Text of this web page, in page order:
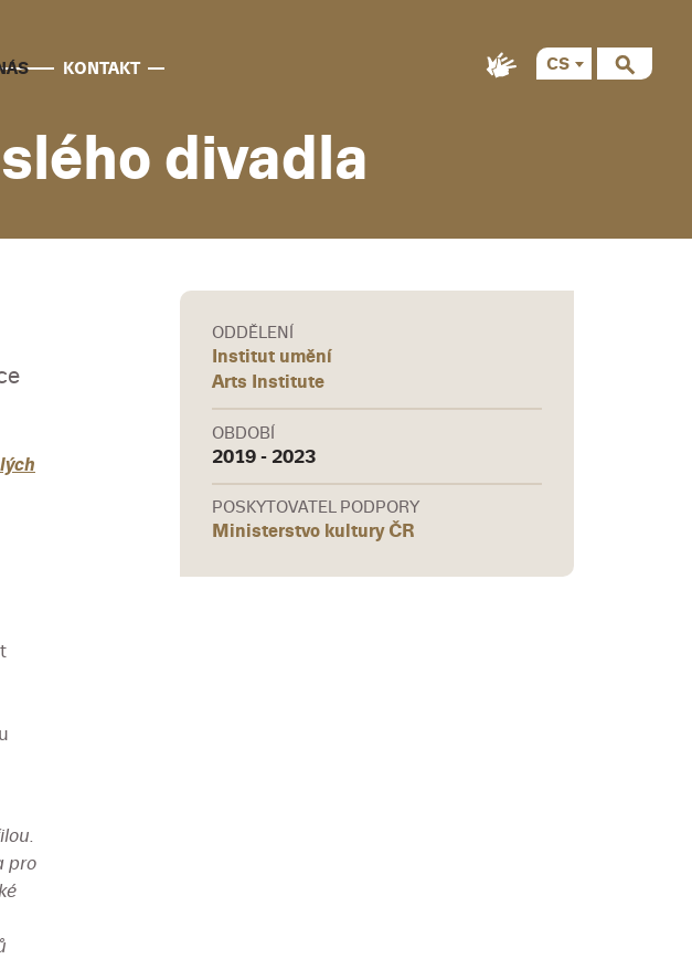
KONTAKT
CS
divadla
pro
ODDĚLENÍ
Institut umění
Arts Institute
OBDOBÍ
2019 - 2023
POSKYTOVATEL PODPORY
Ministerstvo kultury ČR